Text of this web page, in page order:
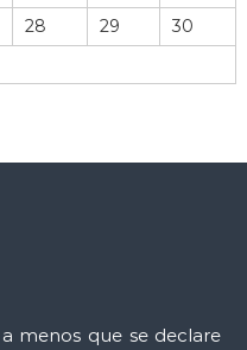
28 29
30
menos que se declare